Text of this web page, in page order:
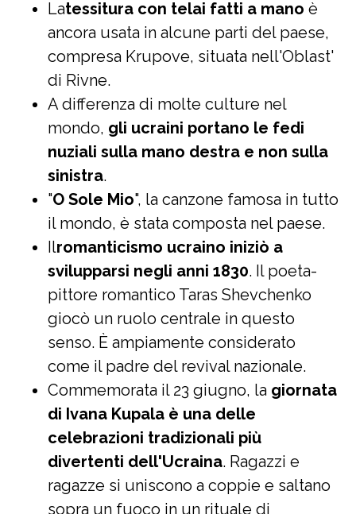
Latessitura con telai fatti a mano è
ancora usata in alcune parti del paese,
compresa Krupove, situata nell'Oblast'
di Rivne.
A differenza di molte culture nel
mondo, gli ucraini portano le fedi
nuziali sulla mano destra e non sulla
sinistra.
"O Sole Mio", la canzone famosa in tutto
il mondo, è stata composta nel paese.
Ilromanticismo ucraino iniziò a
svilupparsi negli anni 1830. Il poeta-
pittore romantico Taras Shevchenko
giocò un ruolo centrale in questo
senso. È ampiamente considerato
come il padre del revival nazionale.
Commemorata il 23 giugno, la giornata
di Ivana Kupala è una delle
celebrazioni tradizionali più
divertenti dell'Ucraina. Ragazzi e
ragazze si uniscono a coppie e saltano
sopra un fuoco in un rituale di